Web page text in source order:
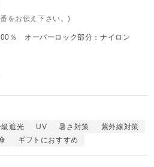
をお伝え下さい。)
％ オーバーロック部分：ナイロン
級遮光 UV 暑さ対策
紫外線対策
ギフトにおすすめ